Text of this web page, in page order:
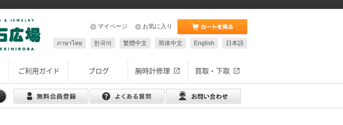
お気に入り
マイページ
日本語
English
简体中文
繁體中文
한국어
ภาษาไทย
ご利用ガイド ブログ 腕時計修理 買取・下取